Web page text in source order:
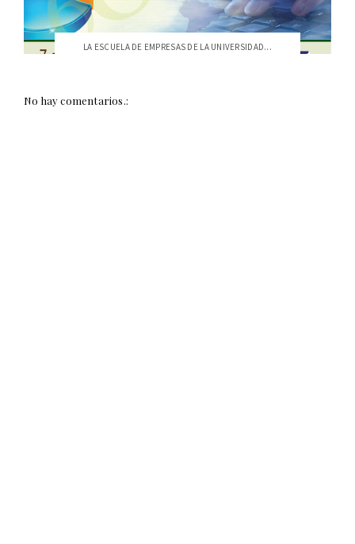
LA ESCUELA DE EMPRESAS DE LA UNIVERSIDAD...
No hay comentarios.: